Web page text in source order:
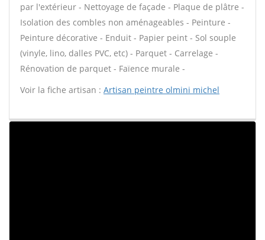
par l'extérieur - Nettoyage de façade - Plaque de plâtre -
Isolation des combles non aménageables - Peinture -
Peinture décorative - Enduit - Papier peint - Sol souple
(vinyle, lino, dalles PVC, etc) - Parquet - Carrelage -
Rénovation de parquet - Faïence murale -
Voir la fiche artisan : Artisan peintre olmini michel